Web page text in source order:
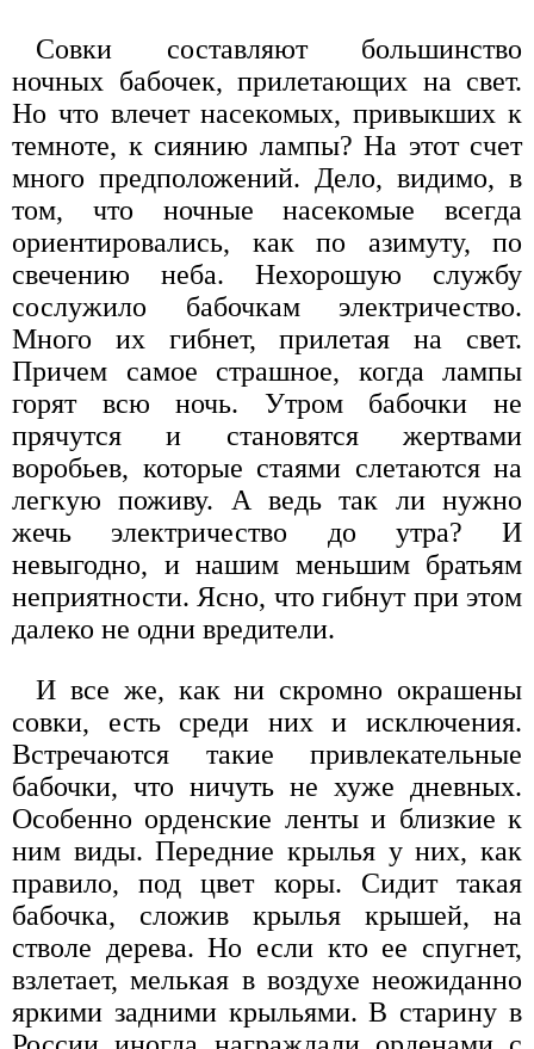
Совки составляют большинство
ночных бабочек, прилетающих на свет.
Но что влечет насекомых, привыкших к
темноте, к сиянию лампы? На этот счет
много предположений. Дело, видимо, в
том, что ночные насекомые всегда
ориентировались, как по азимуту, по
свечению неба. Нехорошую службу
сослужило бабочкам электричество.
Много их гибнет, прилетая на свет.
Причем самое страшное, когда лампы
горят всю ночь. Утром бабочки не
прячутся и становятся жертвами
воробьев, которые стаями слетаются на
легкую поживу. А ведь так ли нужно
жечь электричество до утра? И
невыгодно, и нашим меньшим братьям
неприятности. Ясно, что гибнут при этом
далеко не одни вредители.
И все же, как ни скромно окрашены
совки, есть среди них и исключения.
Встречаются такие привлекательные
бабочки, что ничуть не хуже дневных.
Особенно орденские ленты и близкие к
ним виды. Передние крылья у них, как
правило, под цвет коры. Сидит такая
бабочка, сложив крылья крышей, на
стволе дерева. Но если кто ее спугнет,
взлетает, мелькая в воздухе неожиданно
яркими задними крыльями. В старину в